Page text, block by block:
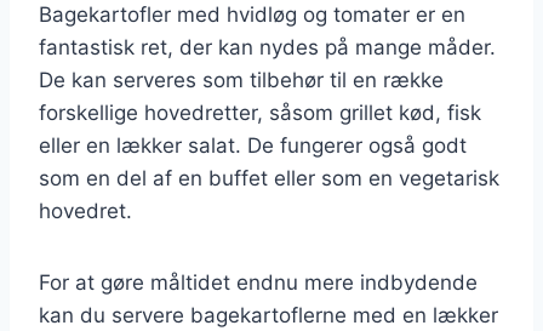
Bagekartofler med hvidløg og tomater er en
fantastisk ret, der kan nydes på mange måder.
De kan serveres som tilbehør til en række
forskellige hovedretter, såsom grillet kød, fisk
eller en lækker salat. De fungerer også godt
som en del af en buffet eller som en vegetarisk
hovedret.
For at gøre måltidet endnu mere indbydende
kan du servere bagekartoflerne med en lækker